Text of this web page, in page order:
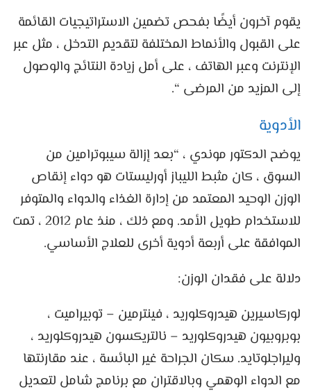
يقوم آخرون أيضًا بفحص تضمين الاستراتيجيات القائمة
على القبول والأنماط المختلفة لتقديم التدخل ، مثل عبر
الإنترنت وعبر الهاتف ، على أمل زيادة النتائج والوصول
إلى المزيد من المرضى “.
الأدوية
يوضح الدكتور موندي ، “بعد إزالة سيبوترامين من
السوق ، كان مثبط الليباز أورليستات هو دواء إنقاص
الوزن الوحيد المعتمد من إدارة الغذاء والدواء والمتوفر
للاستخدام طويل الأمد. ومع ذلك ، منذ عام 2012 ، تمت
الموافقة على أربعة أدوية أخرى للعلاج الأساسي.
دلالة على فقدان الوزن:
لوركاسيرين هيدروكلوريد ، فينترمين – توبيراميت ،
بوبروبيون هيدروكلوريد – نالتريكسون هيدروكلوريد ،
وليراجلوتايد. سكان الجراحة غير البائسة ، عند مقارنتها
مع الدواء الوهمي وبالاقتران مع برنامج شامل لتعديل